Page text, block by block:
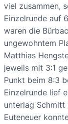
viel zusammen,
Einzelrunde auf
waren die
ungewohntem
Matthias
jeweils mit 3:1
Punkt beim 8:3
Einzelrunde lief
unterlag Schmitt
Euteneuer